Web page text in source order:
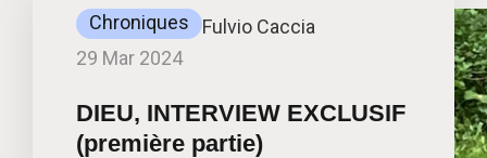
Chroniques
Fulvio Caccia
29 Mar 2024
DIEU, INTERVIEW EXCLUSIF
(première partie)